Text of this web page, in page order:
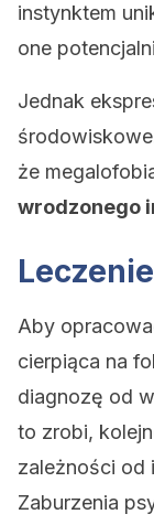
instynktem
one
Jednak
że
wrodzonego
Leczenie
Aby
cierpiąca na
diagnozę od
to zrobi,
zależności od
Zaburzenia